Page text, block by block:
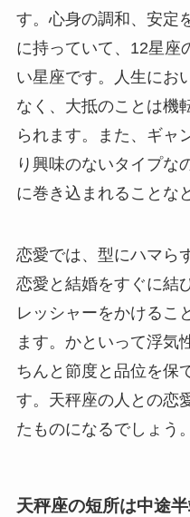
す。心身の調和、安定
に持っていて、12星座
い星座です。人生にお
なく、大抵のことは機
られます。また、ギャ
り興味のないタイプな
に巻き込まれることな
恋愛では、型にハマら
恋愛と結婚をすぐに結
レッシャーをかけるこ
ます。かといって浮気
ちんと節度と品位を保
す。天秤座の人との恋
たものになるでしょう。
天秤座の短所は中途半